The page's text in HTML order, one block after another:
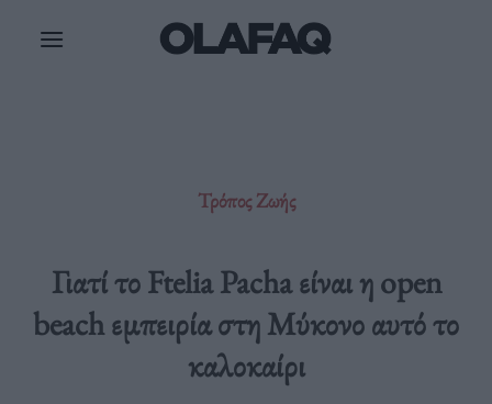
Τρόπος Ζωής
Γιατί το Ftelia Pacha είναι η open
beach εμπειρία στη Μύκονο αυτό το
καλοκαίρι